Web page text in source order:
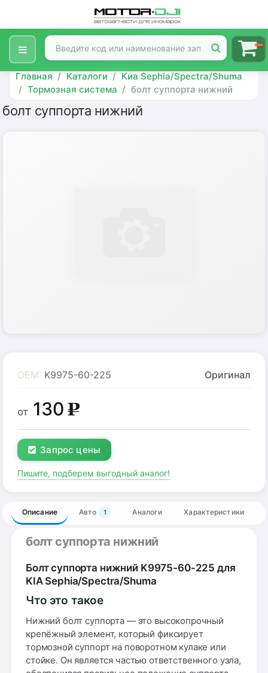
Главная Каталоги
Киа Sephia/Spectra/Shuma
Тормозная система
болт суппорта нижний
болт суппорта нижний
OEM: K9975-60-225 Оригинал
от 130g
Запрос цены
Пишите, подберем выгодный аналог!
Описание Авто 1 Аналоги Характеристики
болт суппорта нижний
Болт суппорта нижний K9975-60-225 для
KIA Sephia/Spectra/Shuma
Что это такое
Нижний болт суппорта — это высокопрочный
крепёжный элемент, который фиксирует
тормозной суппорт на поворотном кулаке или
стойке. Он является частью ответственного узла,